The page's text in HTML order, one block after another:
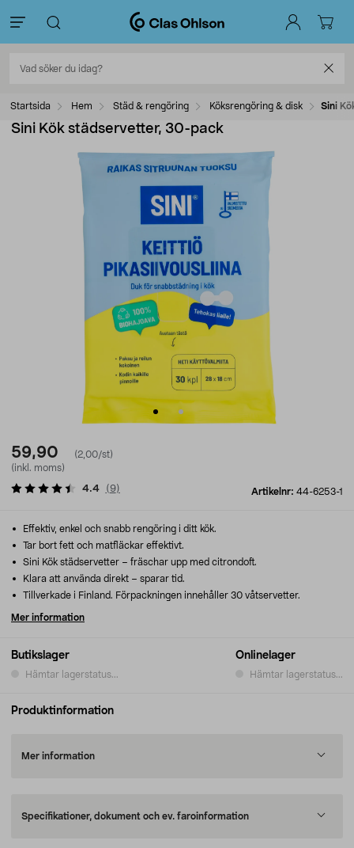
Startsida Hem Städ & rengöring Köksrengöring & disk Sini
Sini Kök städservetter, 30-pack
59,90
(2,00/st)
(inkl. moms)
Artikelnr: 44-6253-1
4.4 (9)
Butikslager
Hämtar lagerstatus...
Onlinelager
Hämtar lagerstatus...
Effektiv, enkel och snabb rengöring i ditt kök.
Tar bort fett och matfläckar effektivt.
Sini Kök städservetter – fräschar upp med citrondoft.
Klara att använda direkt – sparar tid.
Tillverkade i Finland. Förpackningen innehåller 30 våtservetter.
Mer information
Produktinformation
Mer information
Specifikationer, dokument och ev. faroinformation